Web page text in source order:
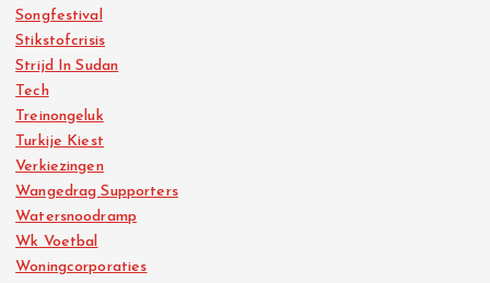
Songfestival
Stikstofcrisis
Strijd In Sudan
Tech
Treinongeluk
Turkije Kiest
Verkiezingen
Wangedrag Supporters
Watersnoodramp
Wk Voetbal
Woningcorporaties